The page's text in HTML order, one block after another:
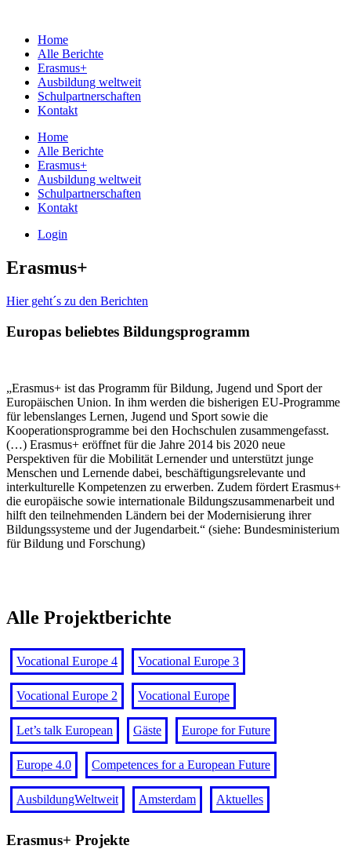
Home
Alle Berichte
Erasmus+
Ausbildung weltweit
Schulpartnerschaften
Kontakt
Home
Alle Berichte
Erasmus+
Ausbildung weltweit
Schulpartnerschaften
Kontakt
Login
Erasmus+
Hier geht´s zu den Berichten
Europas beliebtes Bildungsprogramm
„Erasmus+ ist das Programm für Bildung, Jugend und Sport der
Europäischen Union. In ihm werden die bisherigen EU-Programme
für lebenslanges Lernen, Jugend und Sport sowie die
Kooperationsprogramme bei den Hochschulen zusammengefasst.
(…) Erasmus+ eröffnet für die Jahre 2014 bis 2020 neue
Perspektiven für die Mobilität Lernender und unterstützt junge
Menschen und Lernende dabei, beschäftigungsrelevante und
interkulturelle Kompetenzen zu erwerben. Zudem fördert Erasmus+
die europäische sowie internationale Bildungszusammenarbeit und
hilft den teilnehmenden Ländern bei der Modernisierung ihrer
Bildungssysteme und der Jugendarbeit.“ (siehe: Bundesministerium
für Bildung und Forschung)
Alle Projektberichte
Vocational Europe 4 Vocational Europe 3
Vocational Europe 2 Vocational Europe
Let’s talk European Gäste Europe for Future
Europe 4.0 Competences for a European Future
AusbildungWeltweit Amsterdam Aktuelles
Erasmus+ Projekte